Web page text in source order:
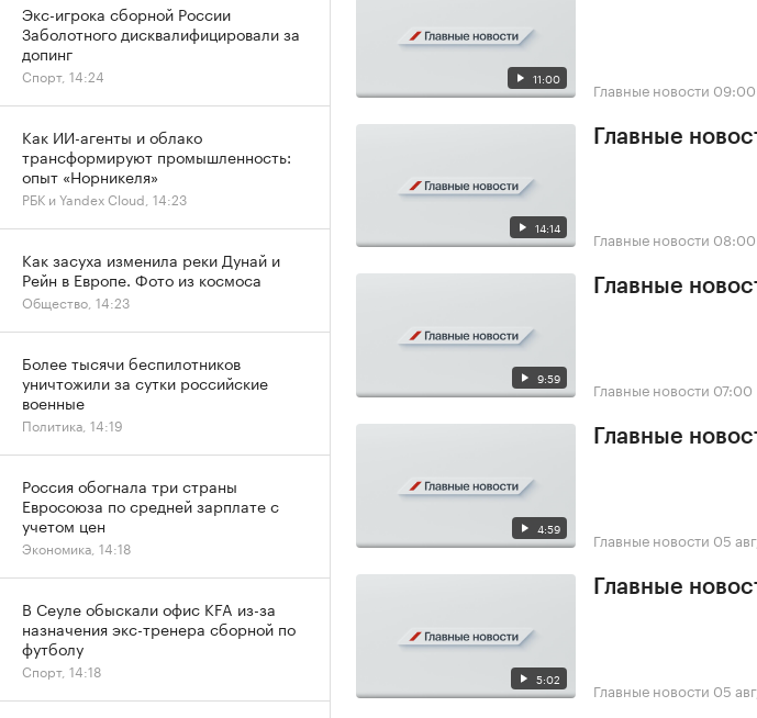
11:00 Главные новости 09:00
14:14
Главные
Главные новости 08:00
9:59
Главные
Главные новости 07:00
4:59
Главные
Главные новости 05
5:02
Главные
Главные новости 05
Экс-игрока сборной России
Заболотного дисквалифицировали за
допинг
Спорт, 14:24
Как ИИ-агенты и облако
трансформируют промышленность:
опыт «Норникеля»
РБК и Yandex Cloud, 14:23
Как засуха изменила реки Дунай и
Рейн в Европе. Фото из космоса
Общество, 14:23
Более тысячи беспилотников
уничтожили за сутки российские
военные
Политика, 14:19
Россия обогнала три страны
Евросоюза по средней зарплате с
учетом цен
Экономика, 14:18
В Сеуле обыскали офис KFA из-за
назначения экс-тренера сборной по
футболу
Спорт, 14:18